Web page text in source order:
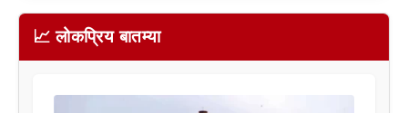
📈 लोकप्रिय बातम्या